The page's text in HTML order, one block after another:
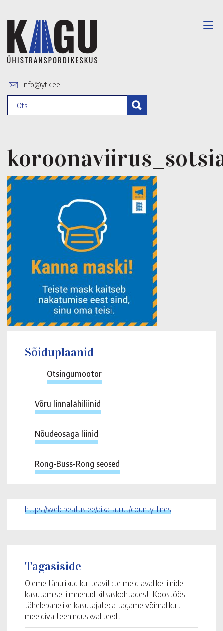
info@ytk.ee
Sõiduplaanid
Otsingumootor
Võru linnalähiliinid
Nõudeosaga liinid
Rong-Buss-Rong seosed
https://web.peatus.ee/aikataulut/county-lines
Tagasiside
Oleme tänulikud kui teavitate meid avalike liinide
kasutamisel ilmnenud kitsaskohtadest. Koostöös
tähelepanelike kasutajatega tagame võimalikult
meeldiva teeninduskvaliteedi.